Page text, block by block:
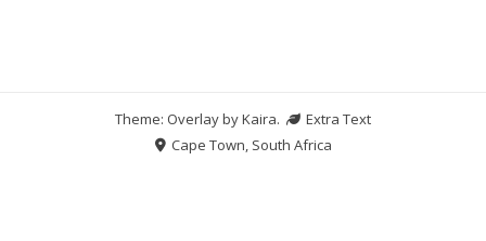
Theme: Overlay byKaira.
Extra Text
Cape Town, South Africa